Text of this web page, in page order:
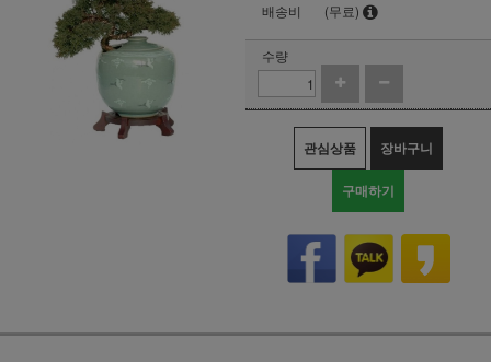
배송비
(무료)
수량
관심상품 장바구니
구매하기